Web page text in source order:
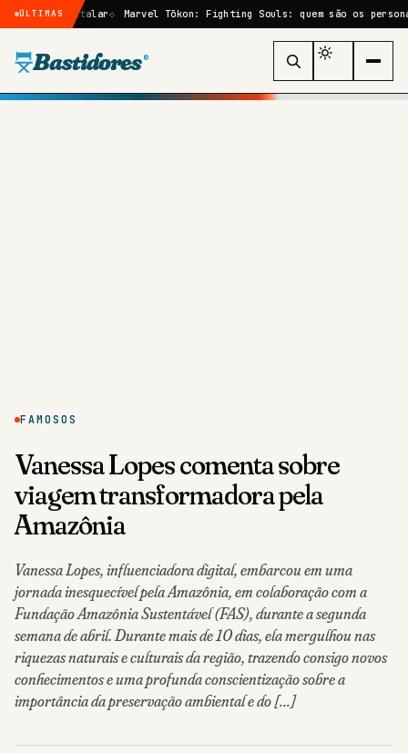
ÚLTIMAS Marvel Tōkon: Fighting Souls: quem são os personagens
Bastidores ®
FAMOSOS
Vanessa Lopes comenta sobre
viagem transformadora pela
Amazônia
Vanessa Lopes, influenciadora digital, embarcou em uma
jornada inesquecível pela Amazônia, em colaboração com a
Fundação Amazônia Sustentável (FAS), durante a segunda
semana de abril. Durante mais de 10 dias, ela mergulhou nas
riquezas naturais e culturais da região, trazendo consigo novos
conhecimentos e uma profunda conscientização sobre a
importância da preservação ambiental e do […]